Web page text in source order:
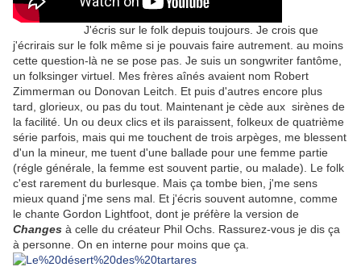
J'écris sur le folk depuis toujours. Je crois que
j'écrirais sur le folk même si je pouvais faire autrement. au moins
cette question-là ne se pose pas. Je suis un songwriter fantôme,
un folksinger virtuel. Mes frères aînés avaient nom Robert
Zimmerman ou Donovan Leitch. Et puis d'autres encore plus
tard, glorieux, ou pas du tout. Maintenant je cède aux sirènes de
la facilité. Un ou deux clics et ils paraissent, folkeux de quatrième
série parfois, mais qui me touchent de trois arpèges, me blessent
d'un la mineur, me tuent d'une ballade pour une femme partie
(régle générale, la femme est souvent partie, ou malade). Le folk
c'est rarement du burlesque. Mais ça tombe bien, j'me sens
mieux quand j'me sens mal. Et j'écris souvent automne, comme
le chante Gordon Lightfoot, dont je préfère la version de
Changes à celle du créateur Phil Ochs. Rassurez-vous je dis ça
à personne. On en interne pour moins que ça.